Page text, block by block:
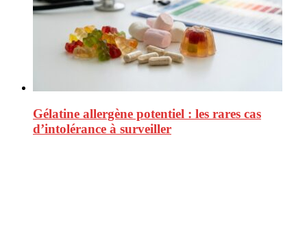
Gélatine allergène potentiel : les rares cas
d’intolérance à surveiller